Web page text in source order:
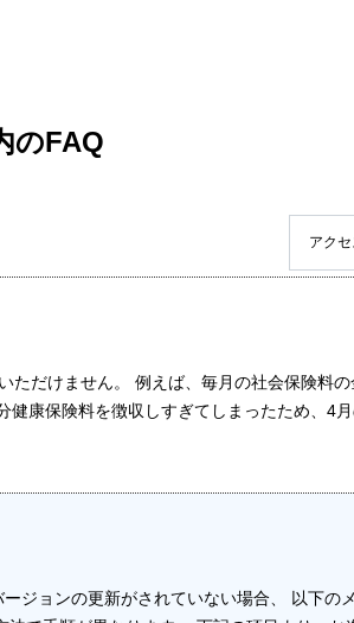
のFAQ
だけません。 例えば、毎月の社会保険料の
康保険料を徴収しすぎてしまったため、4
ジョンの更新がされていない場合、 以下の